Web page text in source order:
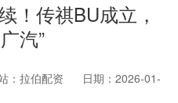
！传祺BU成立，
汽”
：拉伯配资
日期：2026-01-